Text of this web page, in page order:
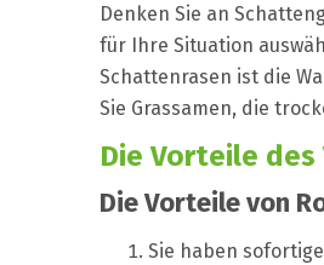
Denken Sie an
für Ihre Situation
Schattenrasen ist die
Sie Grassamen, die
Die Vorteile des
Die Vorteile von
Sie haben